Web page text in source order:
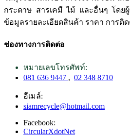
กระดาษ สารเคมี ไม้ และอื่นๆ โดย
ข้อมูลรายละเอียดสินค้า ราคา การติ
ช่องทางการติดต่อ
หมายเลขโทรศัพท์:
081 636 9447 , 02 348 8710
อีเมล์:
siamrecycle@hotmail.com
Facebook:
CircularXdotNet